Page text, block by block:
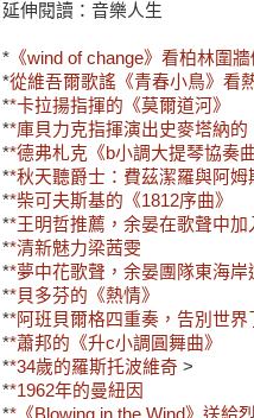
延伸閱讀：音樂人生
* 《wind of change》看柏林圍
*從維吾爾歌謠《青春小鳥》看
**卡拉揚指揮的《莫爾道河》
**庫貝力克指揮演出史麥塔納的
**德弗札克《b小調大提琴協奏曲
**秋天聽爵士：費茲潔羅與阿姆
**柴可夫斯基的《1812序曲》
**王明哲推薦，余晏在歌聲中加
**清新魅力梁茜雯
**夢中花歌聲，余晏團隊東海岸
**貝多芬的《熱情》
**阿班貝爾格四重奏，告別世界
**蕭邦的《升c小調圓舞曲》
**34歲的羅斯托波維奇 >
**1962年的曼紐因